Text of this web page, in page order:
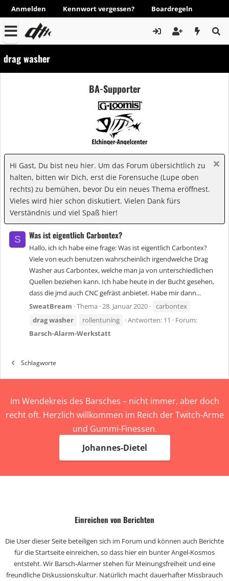
Anmelden Kennwort vergessen? Boardregeln
drag washer
BA-Supporter
Hi Gast, Du bist neu hier. Um das Forum übersichtlich zu
halten, bitten wir Dich, erst die Forensuche (Lupe oben
rechts) zu bemühen, bevor Du ein neues Thema eröffnest.
Vieles wird hier schon diskutiert. Vielen Dank fürs
Verständnis und viel Spaß hier!
S Was ist eigentlich Carbontex?
Hallo, ich ich habe eine frage: Was ist eigentlich Carbontex?
Viele von euch benutzen wahrscheinlich irgendwelche Drag
Washer aus Carbontex, welche man ja von unterschiedlichen
Quellen beziehen kann. Ich habe heute in der Bucht gesehen,
dass die jmd auch CNC gefräst anbietet. Habe mir dann...
SweatBream Thema 28. Januar 2020
carbontex
dragwasher rollentuning Antworten: 11
Forum:
Barsch-Alarm-Werkstatt
Schlagworte
Im Wendekreis des Barsches – nicht immer, aber doch
recht oft. Herzlich willkommen im Reich der Twitch-Arme
und Gummi-Finessen.
Johannes-Dietel
Einreichen von Berichten
Die User dieser Seite beteiligen sich im Forum und können auch Berichte
für die Startseite einreichen, so dass hier ein bunter Angel-Kosmos
entsteht. Wir Barsch-Alarmer stehen für Meinungsfreiheit und eine
freundliche Diskussionskultur. Natürlich macht dauerhafter Missbrauch